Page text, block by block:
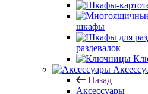
шкафы
раздевалок
Назад
Аксессуары